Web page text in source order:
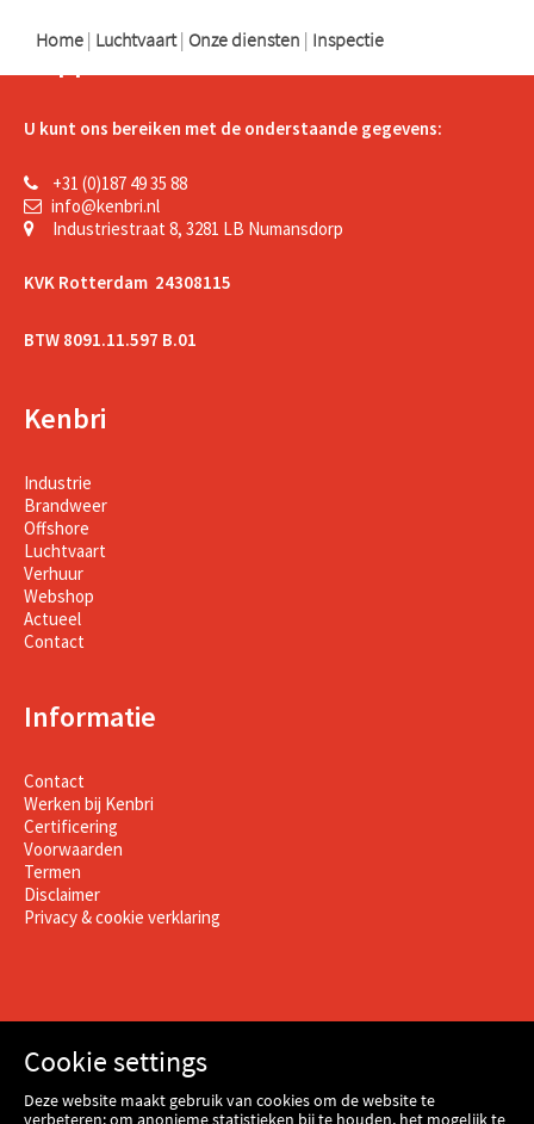
Home | Luchtvaart | Onze diensten | Inspectie
Support
U kunt ons bereiken met de onderstaande gegevens:
+31 (0)187 49 35 88
info@kenbri.nl
Industriestraat 8, 3281 LB Numansdorp
KVK Rotterdam 24308115
BTW 8091.11.597 B.01
Kenbri
Industrie
Brandweer
Offshore
Luchtvaart
Verhuur
Webshop
Actueel
Contact
Informatie
Contact
Werken bij Kenbri
Certificering
Voorwaarden
Termen
Disclaimer
Privacy & cookie verklaring
Cookie settings
Deze website maakt gebruik van cookies om de website te
verbeteren: om anonieme statistieken bij te houden, het mogelijk te